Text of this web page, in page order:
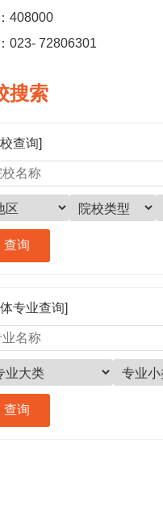
408000
023- 72806301
搜索
查询]
专业查询]